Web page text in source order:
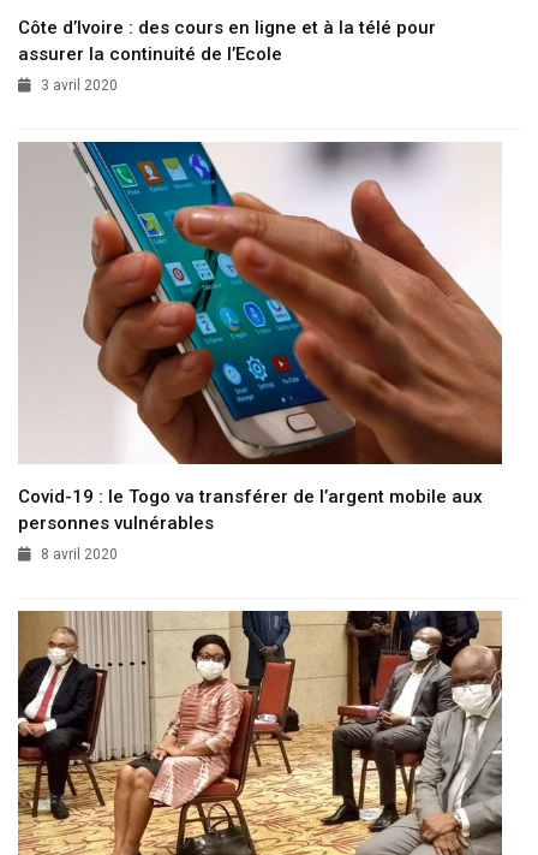
Côte d’Ivoire : des cours en ligne et à la télé pour
assurer la continuité de l’Ecole
3 avril 2020
Covid-19 : le Togo va transférer de l’argent mobile aux
personnes vulnérables
8 avril 2020